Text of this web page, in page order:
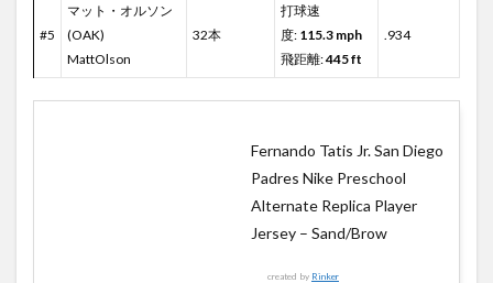
#5
マット・オルソン
(OAK)
MattOlson
32本
打球速
度: 115.3 mph
飛距離:445 ft
.934
Fernando Tatis Jr. San Diego
Padres Nike Preschool
Alternate Replica Player
Jersey – Sand/Brow
created by Rinker